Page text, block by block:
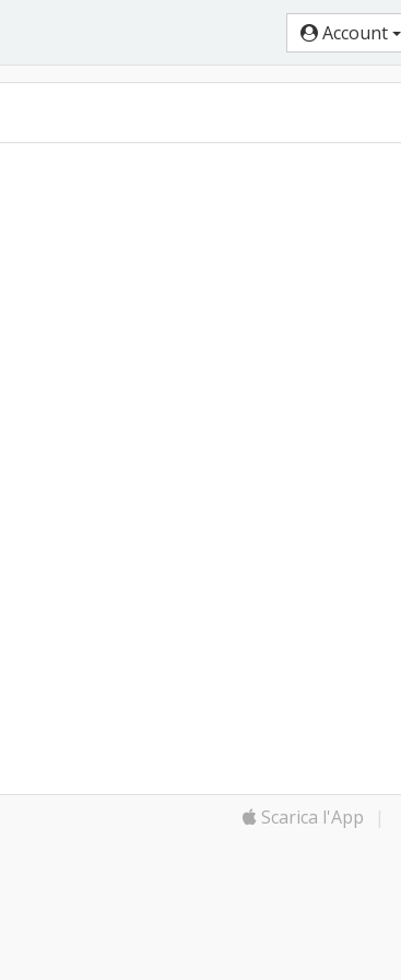
Account
Scarica l'App |